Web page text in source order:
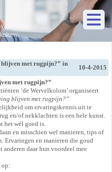
blijven met rugpijn?” in
10-4-2015
met rugpijn?”
‘de Wervelkolom’ organiseert
blijven met rugpijn?”
om ervaringskennis uit te
en/of nekklachten is een hele kunst.
het wél goed is.
en misschien wel manieren, tips of
Ervaringen en manieren die goud
daar hun voordeel mee
op: